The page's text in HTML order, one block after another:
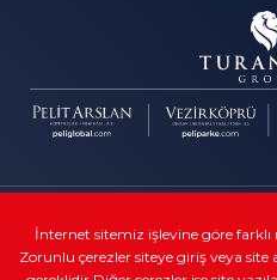
Telif Hakkı ©
Kullanıcı
İnternet sitemiz işlevine göre
Zorunlu çerezler siteye giriş veya